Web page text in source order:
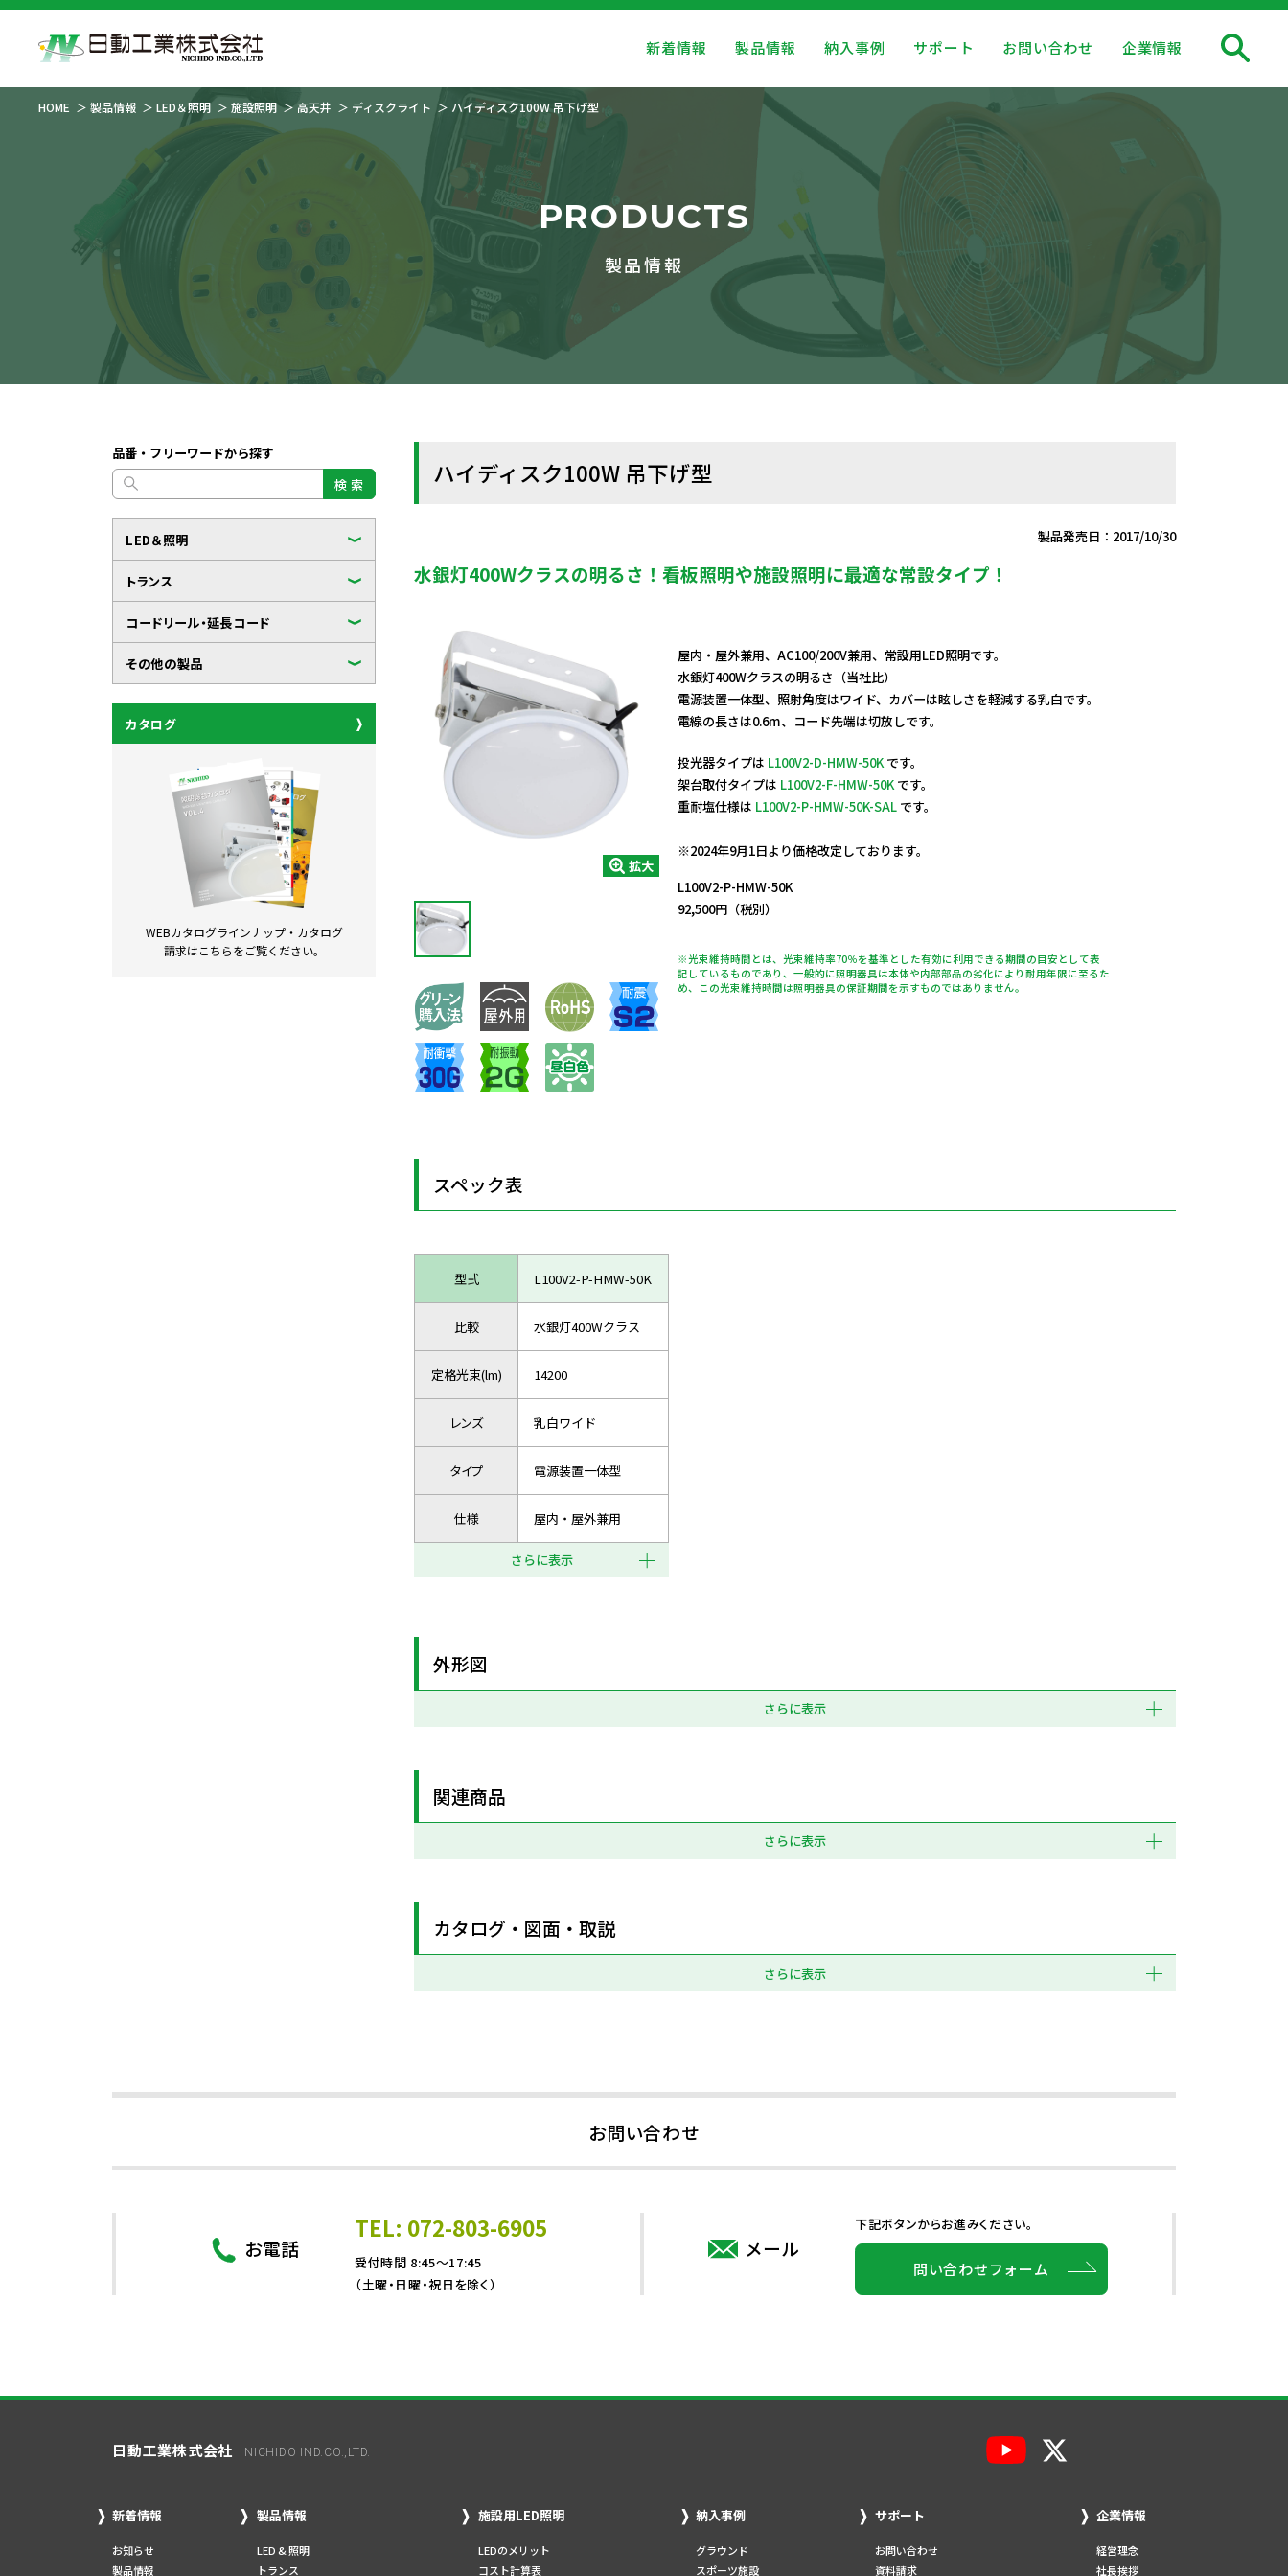
新着情報 製品情報 納入事例 サポート お問い合わせ 企業情報
HOME 製品情報 LED＆照明 施設照明 高天井 ディスクライト ハイディスク100W 吊下げ型
PRODUCTS
製品情報
品番・フリーワードから探す
検 索
LED＆照明
トランス
コードリール・延長コード
その他の製品
カタログ
WEBカタログラインナップ・ カタログ
請求はこちらをご覧ください。
ハイディスク100W 吊下げ型
製品発売日：2017/10/30
水銀灯400Wクラスの明るさ！看板照明や施設照明に最適な常設タイプ！
拡大
屋内・屋外兼用、AC100/200V兼用、常設用LED照明です。
水銀灯400Wクラスの明るさ（当社比）
電源装置一体型、照射角度はワイド、カバーは眩しさを軽減する乳白です。
電線の長さは0.6m、コード先端は切放しです。
投光器タイプは L100V2-D-HMW-50Kです。
架台取付タイプは L100V2-F-HMW-50Kです。
重耐塩仕様は L100V2-P-HMW-50K-SALです。
※2024年9月1日より価格改定しております。
L100V2-P-HMW-50K
92,500円（税別）
※光束維持時間とは、光束維持率70％を基準とした有効に利用できる期間の目安として表
記しているものであり、一般的に照明器具は本体や内部部品の劣化により耐用年限に至るた
め、この光束維持時間は照明器具の保証期間を示すものではありません。
スペック表
型式 L100V2-P-HMW-50K
比較 水銀灯400Wクラス
定格光束(lm) 14200
レンズ 乳白ワイド
タイプ 電源装置一体型
仕様 屋内・屋外兼用
さらに表示
外形図
さらに表示
関連商品
さらに表示
カタログ・図面・取説
さらに表示
お問い合わせ
お電話
TEL: 072-803-6905
受付時間 8:45～17:45
（土曜・日曜・祝日を除く）
メール
下記ボタンからお進みください。
問い合わせフォーム
日動工業株式会社 NICHIDO IND.CO.,LTD.
新着情報
お知らせ
製品情報
製品情報
LED & 照明
トランス
施設用LED照明
LEDのメリット
コスト計算表
納入事例
グラウンド
スポーツ施設
サポート
お問い合わせ
資料請求
企業情報
経営理念
社長挨拶